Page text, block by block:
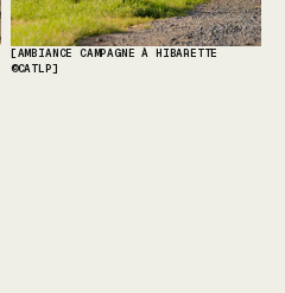
[AMBIANCE CAMPAGNE À HIBARETTE
©CATLP]